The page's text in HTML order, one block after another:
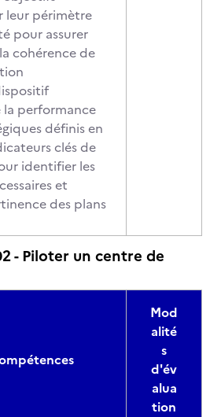
leur périmètre
pour assurer
cohérence de
la performance
définis en
clés de
identifier les
et
des plans
- Piloter un centre de
Mod
alité
s
d'év
alua
tion